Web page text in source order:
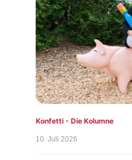
Konfetti - Die Kolumne
10. Juli 2026